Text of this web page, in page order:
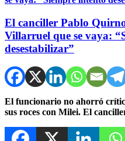
El canciller Pablo
Villarruel que se vaya:
desestabilizar”
El funcionario no ahorró
sus roces con Milei. El